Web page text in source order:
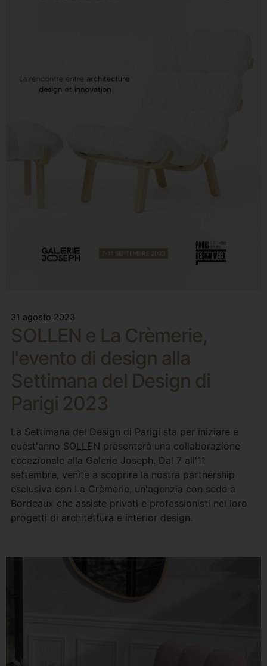
31 agosto 2023
SOLLEN e La Crèmerie,
l'evento di design alla
Settimana del Design di
Parigi 2023
La Settimana del Design di Parigi sta per iniziare e
quest'anno SOLLEN presenterà una collaborazione
eccezionale alla Galerie Joseph. Dal 7 all'11
settembre, venite a scoprire la nostra partnership
esclusiva con La Crèmerie, un'agenzia con sede a
Bordeaux che assiste privati e professionisti nei loro
progetti di architettura e interior design.